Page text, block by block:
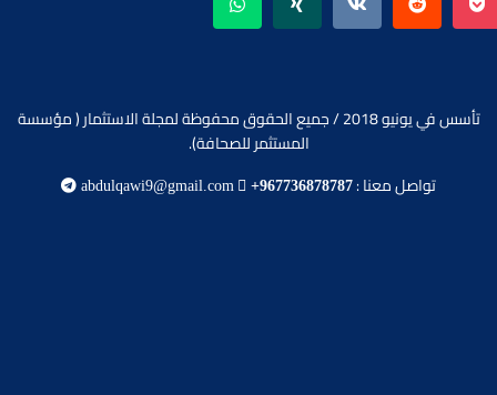
تأسس في يونيو 2018 / جميع الحقوق محفوظة لمجلة الاستثمار ( مؤسسة
المستثمر للصحافة).
تواصل معنا : +967736878787
abdulqawi9@gmail.com